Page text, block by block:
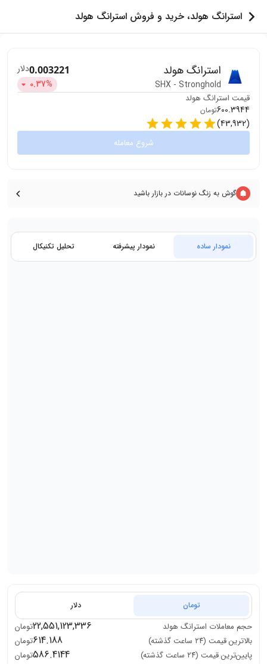
استرانگ هولد، خرید و فروش استرانگ هولد
استرانگ هولد
SHX - Stronghold
0.003221دلار
0.37%
قیمت استرانگ هولد
600.3944تومان
(
43,932
)
شروع معامله
گوش به زنگ نوسانات در بازار باشید
نمودار ساده نمودار پیشرفته تحلیل تکنیکال
تومان دلار
حجم معاملات استرانگ هولد 22,551,123,336تومان
بالاترین قیمت (۲۴ ساعت گذشته)
614.188تومان
پایین‌ترین قیمت (۲۴ ساعت گذشته)
586.4144تومان